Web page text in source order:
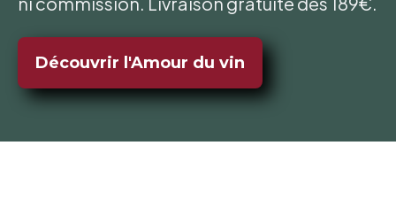
Découvrir l'Amour du vin